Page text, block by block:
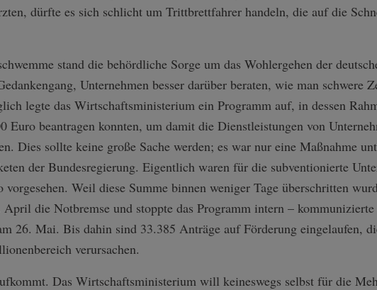
dürfte es sich schlicht um Trittbrettfahrer handeln, die auf die
stand die behördliche Sorge um das Wohlergehen der
Unternehmen besser darüber beraten, wie man schwere
legte das Wirtschaftsministerium ein Programm auf, in dessen
Euro beantragen konnten, um damit die Dienstleistungen von
Dies sollte keine große Sache werden; es war nur eine Maßnahme
der Bundesregierung. Eigentlich waren für die subventionierte
Weil diese Summe binnen weniger Tage überschritten
die Notbremse und stoppte das Programm intern –
26. Mai. Bis dahin sind 33.385 Anträge auf Förderung eingelaufen,
verursachen.
Das Wirtschaftsministerium will keineswegs selbst für die